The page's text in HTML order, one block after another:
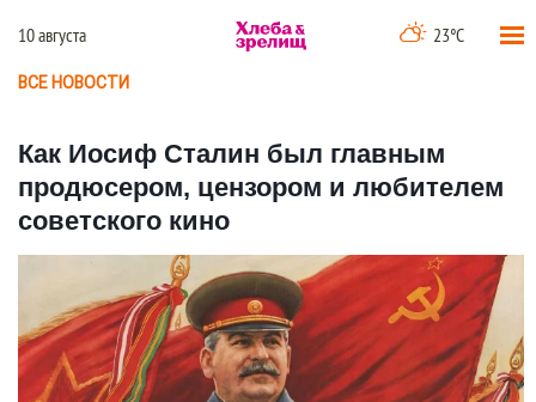
10 августа 23°C
ВСЕ НОВОСТИ
Как Иосиф Сталин был главным
продюсером, цензором и любителем
советского кино